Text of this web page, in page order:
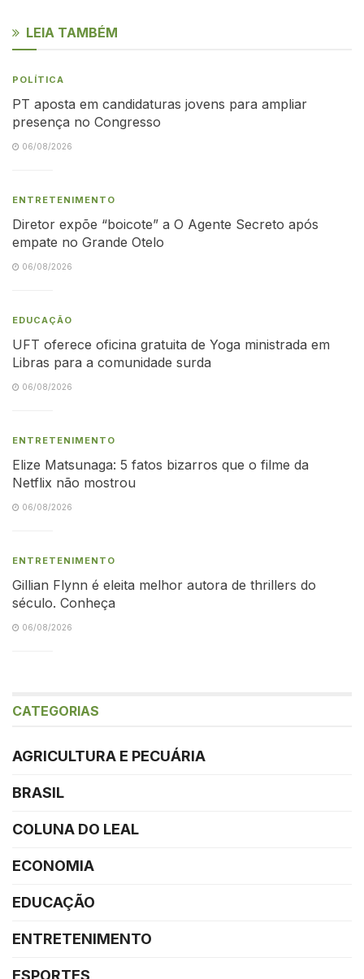
LEIA TAMBÉM
POLÍTICA
PT aposta em candidaturas jovens para ampliar
presença no Congresso
06/08/2026
ENTRETENIMENTO
Diretor expõe “boicote” a O Agente Secreto após
empate no Grande Otelo
06/08/2026
EDUCAÇÃO
UFT oferece oficina gratuita de Yoga ministrada em
Libras para a comunidade surda
06/08/2026
ENTRETENIMENTO
Elize Matsunaga: 5 fatos bizarros que o filme da
Netflix não mostrou
06/08/2026
ENTRETENIMENTO
Gillian Flynn é eleita melhor autora de thrillers do
século. Conheça
06/08/2026
CATEGORIAS
AGRICULTURA E PECUÁRIA
BRASIL
COLUNA DO LEAL
ECONOMIA
EDUCAÇÃO
ENTRETENIMENTO
ESPORTES